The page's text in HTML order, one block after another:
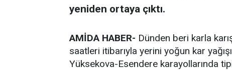
yeniden ortaya çıktı.
AMİDA HABER- Dünden beri karla
saatleri itibarıyla yerini yoğun kar
Yüksekova-Esendere karayollarında